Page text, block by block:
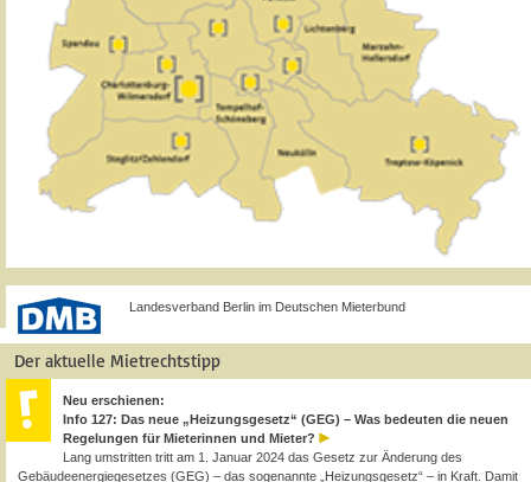
Landesverband Berlin im Deutschen Mieterbund
Der aktuelle Mietrechtstipp
Neu erschienen:
Info 127: Das neue „Heizungsgesetz“ (GEG) – Was bedeuten die neuen
Regelungen für Mieterinnen und Mieter?
Lang umstritten tritt am 1. Januar 2024 das Gesetz zur Änderung des
Gebäudeenergiegesetzes (GEG) – das sogenannte „Heizungsgesetz“ – in Kraft. Damit